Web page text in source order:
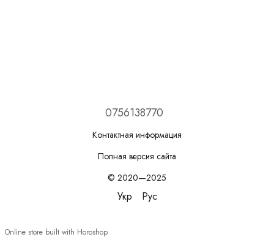
0756138770
Контактная информация
Полная версия сайта
© 2020—2025
Укр Рус
Online store built with Horoshop